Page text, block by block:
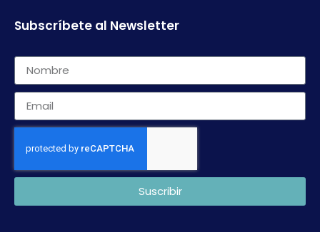
Subscríbete al Newsletter
Suscribir